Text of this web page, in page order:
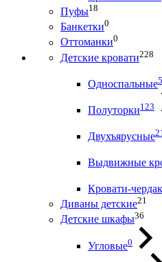
Пуфы18
Банкетки0
Оттоманки0
Детские кровати228
Односпальные
Полуторки123
Двухъярусные21
Выдвижные
Кровати-
Диваны детские21
Детские шкафы36
Угловые0